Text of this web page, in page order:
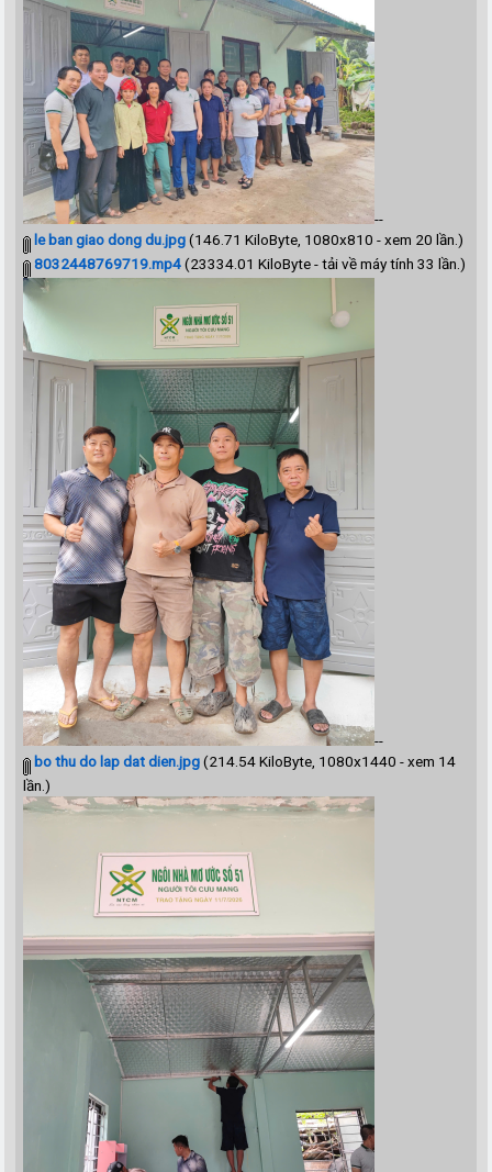
--
le ban giao dong du.jpg(146.71 KiloByte, 1080x810 - xem 20 lần.)
8032448769719.mp4(23334.01 KiloByte - tải về máy tính 33 lần.)
--
bo thu do lap dat dien.jpg(214.54 KiloByte, 1080x1440 - xem 14
lần.)